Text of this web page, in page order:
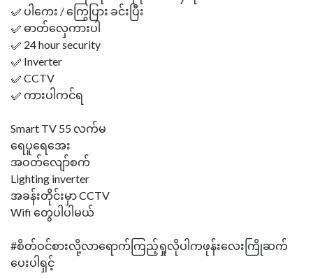
✅ ပါကေး / ကြွေပြား ခင်းပြီး
✅ ဓာတ်လှေကားပါ
✅ 24 hour security
✅ Inverter
✅ CCTV
✅ ကားပါကင်ရ
Smart TV 55 လက်မ
ရေပူရေအေး
အဝတ်လျော်စက်
Lighting inverter
အခန်းတိုင်းမှာ CCTV
Wifi တွေပါပါမယ်
#စိတ်ဝင်စားလို့လာရောက်ကြည့်ရှုလိုပါကဖုန်းလေးကြိုဆက်
ပေးပါရှင့်